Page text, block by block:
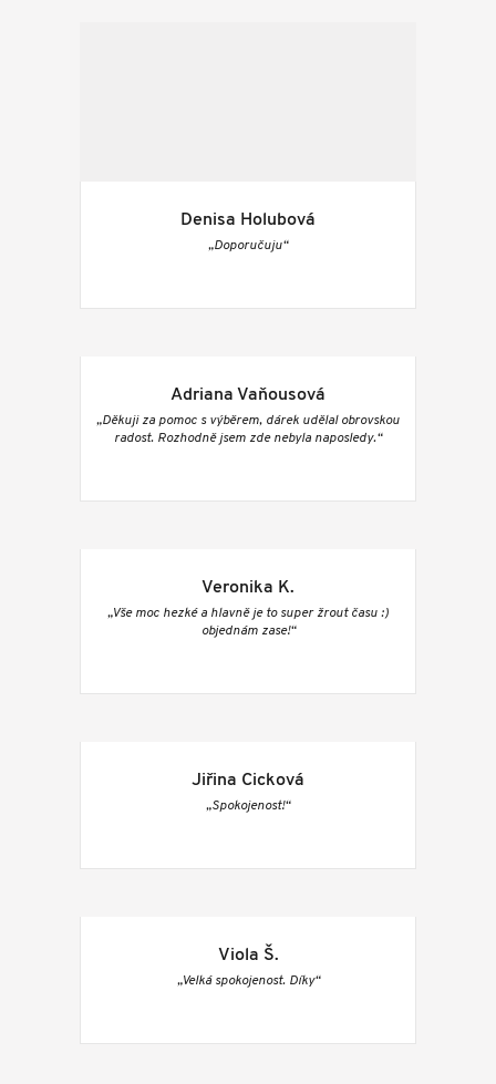
Denisa Holubová
„Doporučuju“
Adriana Vaňousová
„Děkuji za pomoc s výběrem, dárek udělal obrovskou
radost. Rozhodně jsem zde nebyla naposledy.“
Veronika K.
„Vše moc hezké a hlavně je to super žrout času :)
objednám zase!“
Jiřina Cicková
„Spokojenost!“
Viola Š.
„Velká spokojenost. Díky“